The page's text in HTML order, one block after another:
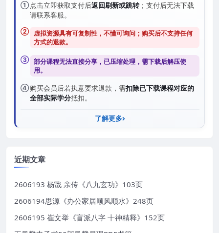
①点击立即获取支付后返回刷新或跳转；支付后无法下载
请联系客服。
② 虚拟资源具有可复制性，不懂可询问；购买后不支持任何
方式的退款。
③ 部分课程无法直接分享，已压缩处理，需下载后解压使
用。
④购买会员后若执意要求退款，需扣除已下载课程对应的
全部实际学分抵扣。
了解更多
近期文章
2606193 杨戬 亲传《八九玄功》103页
2606194思源《办公家居顺风顺水》248页
2606195 崔文举《盲派八字 十神精释》152页